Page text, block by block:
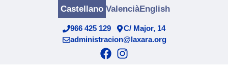
966 425 129
C/ Major, 14
administracion@laxara.org
Castellano ValenciàEnglish